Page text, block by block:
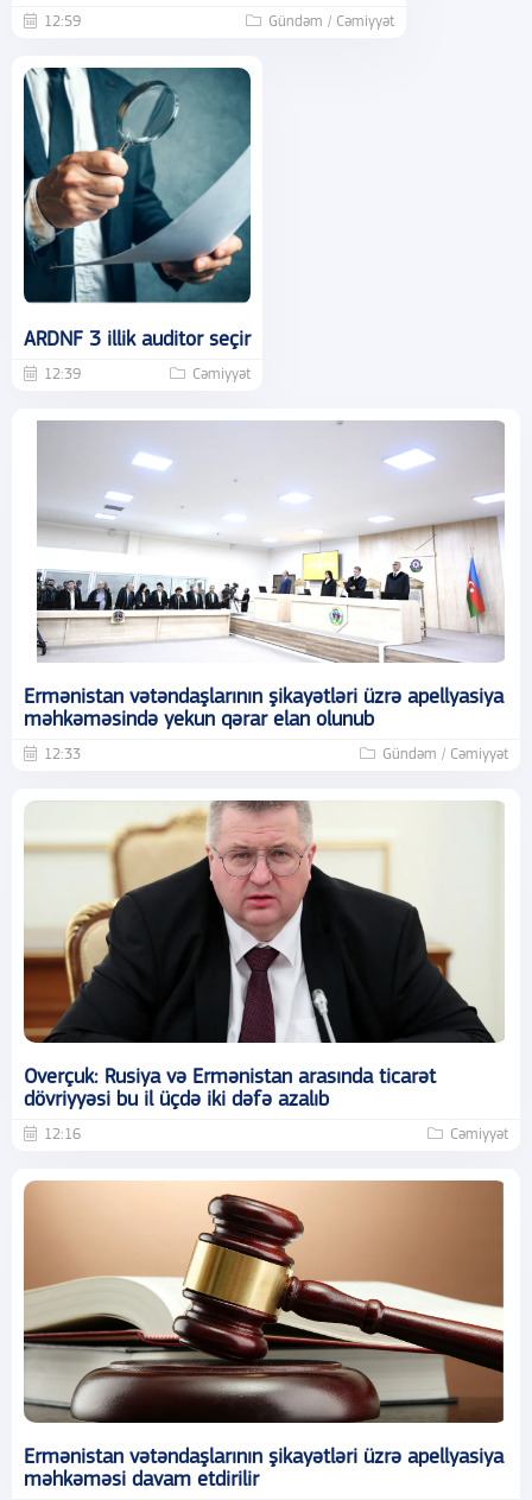
12:59 Gündəm / Cəmiyyət
ARDNF 3 illik auditor seçir
12:39 Cəmiyyət
Ermənistan vətəndaşlarının şikayətləri üzrə apellyasiya
məhkəməsində yekun qərar elan olunub
12:33 Gündəm / Cəmiyyət
Overçuk: Rusiya və Ermənistan arasında ticarət
dövriyyəsi bu il üçdə iki dəfə azalıb
12:16 Cəmiyyət
Ermənistan vətəndaşlarının şikayətləri üzrə apellyasiya
məhkəməsi davam etdirilir